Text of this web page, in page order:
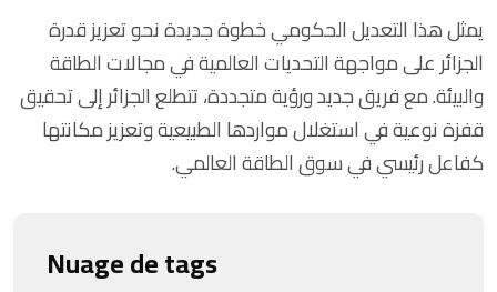
يمثل هذا التعديل الحكومي خطوة جديدة نحو تعزيز قدرة
الجزائر على مواجهة التحديات العالمية في مجالات الطاقة
والبيئة. مع فريق جديد ورؤية متجددة، تتطلع الجزائر إلى تحقيق
قفزة نوعية في استغلال مواردها الطبيعية وتعزيز مكانتها
كفاعل رئيسي في سوق الطاقة العالمي.
Nuage de tags